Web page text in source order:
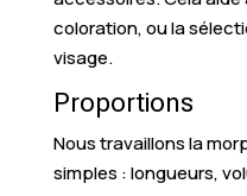
coloration, ou la
visage.
Proportions
Nous travaillons la
simples : longueurs,